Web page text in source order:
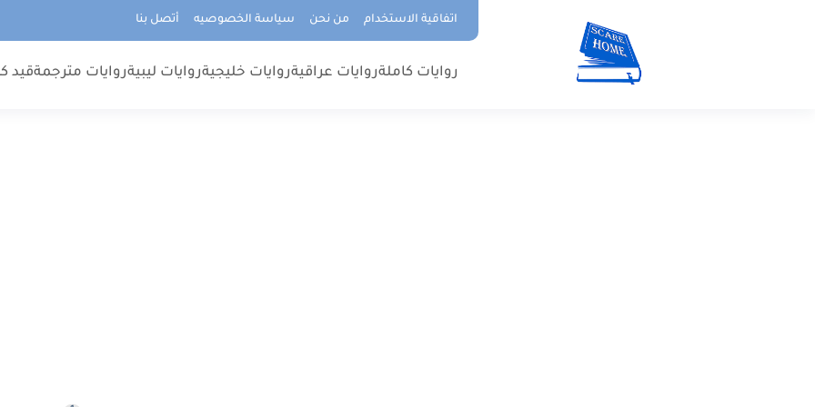
اتفاقية الاستخدام من نحن سياسة الخصوصيه أتصل بنا
روايات كاملةروايات عراقيةروايات خليجيةروايات ليبيةروايات مترجمةقيد